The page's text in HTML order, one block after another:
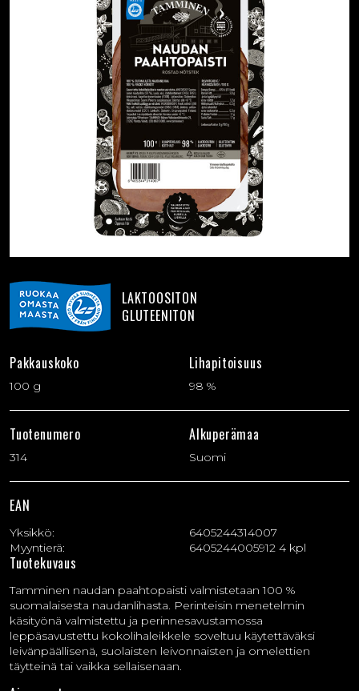
LAKTOOSITON
GLUTEENITON
Pakkauskoko
100 g
Lihapitoisuus
98 %
Tuotenumero
314
Alkuperämaa
Suomi
EAN
Yksikkö:
6405244314007
Myyntierä:
6405244005912 4 kpl
Tuotekuvaus
Tamminen naudan paahtopaisti valmistetaan 100 %
suomalaisesta naudanlihasta. Perinteisin menetelmin
käsityönä valmistettu ja perinnesavustamossa
leppäsavustettu kokolihaleikkele soveltuu käytettäväksi
leivänpäällisenä, suolaisten leivonnaisten ja omelettien
täytteinä tai vaikka sellaisenaan.